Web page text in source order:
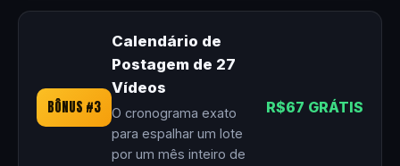
BÔNUS #3
Calendário de
Postagem de 27
Vídeos
O cronograma exato
para espalhar um lote
por um mês inteiro de
R$67 GRÁTIS